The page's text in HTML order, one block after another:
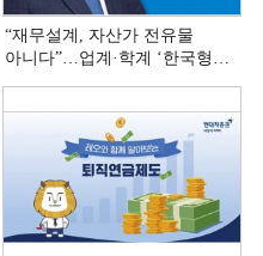
“재무설계, 자산가 전유물
아니다”…업계·학계 ‘한국형